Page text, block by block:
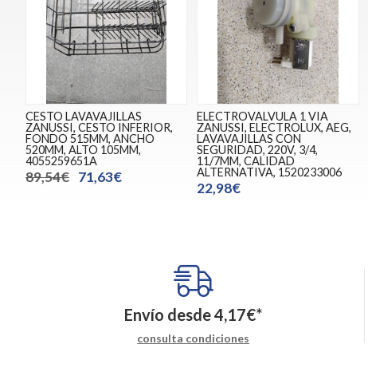
CESTO LAVAVAJILLAS
ZANUSSI, CESTO INFERIOR,
FONDO 515MM, ANCHO
520MM, ALTO 105MM,
4055259651A
89,54€ 71,63€
ELECTROVALVULA 1 VIA
ZANUSSI, ELECTROLUX, AEG,
LAVAVAJILLAS CON
SEGURIDAD, 220V, 3/4,
11/7MM, CALIDAD
ALTERNATIVA, 1520233006
22,98€
Envío desde4,17€*
consulta condiciones